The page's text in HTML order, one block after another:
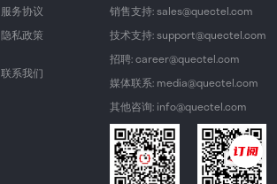
服务协议
隐私政策
联系我们
销售支持: sales@quectel.com
技术支持: support@quectel.com
招聘: career@quectel.com
媒体联系: media@quectel.com
其他咨询: info@quectel.com